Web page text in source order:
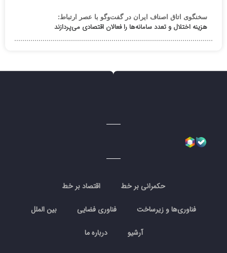
سخنگوی اتاق اصناف ایران در گفت‌وگو با عصر ارتباط:
هزینه اختلال و تعدد سامانه‌ها را فعالان اقتصادی می‌پردازند
حکمرانی بر خط اقتصاد بر خط
فناوری‌ها و زیرساخت فناوری فضایی بین الملل
آرشیو درباره ما